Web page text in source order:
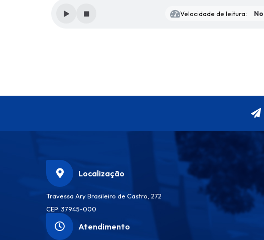
Velocidade de leitura:
Localização
Travessa Ary Brasileiro de Castro, 272
CEP: 37945-000
Atendimento